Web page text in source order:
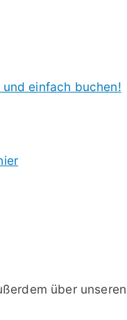
einfach buchen!
über unseren